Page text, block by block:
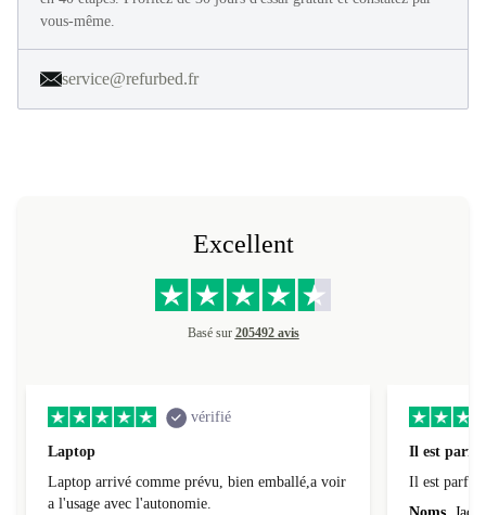
vous-même.
service@refurbed.fr
Excellent
Basé sur 205492 avis
vérifié
Laptop
Laptop arrivé comme prévu, bien emballé,a voir
a l'usage avec l'autonomie.
Il est
Il est parfait